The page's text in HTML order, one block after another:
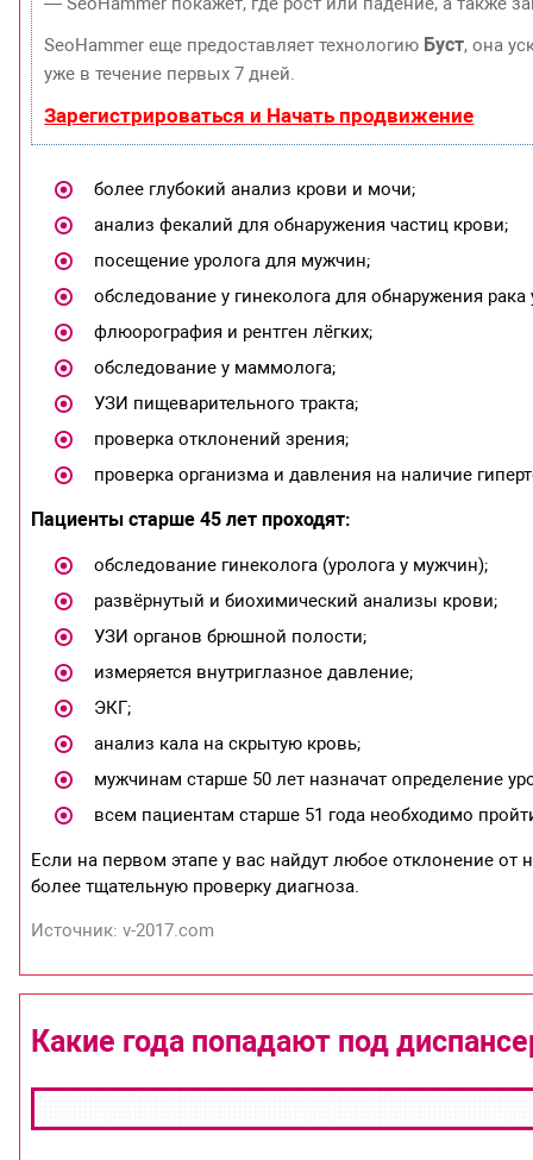
SeoHammer еще предоставляет технологию Буст, она
уже в течение первых 7 дней.
Зарегистрироваться и Начать продвижение
более глубокий анализ крови и мочи;
анализ фекалий для обнаружения частиц крови;
посещение уролога для мужчин;
обследование у гинеколога для обнаружения
флюорография и рентген лёгких;
обследование у маммолога;
УЗИ пищеварительного тракта;
проверка отклонений зрения;
проверка организма и давления на наличие
Пациенты старше 45 лет проходят:
обследование гинеколога (уролога у мужчин);
развёрнутый и биохимический анализы крови;
УЗИ органов брюшной полости;
измеряется внутриглазное давление;
ЭКГ;
анализ кала на скрытую кровь;
мужчинам старше 50 лет назначат определение
всем пациентам старше 51 года необходимо
Если на первом этапе у вас найдут любое отклонение
более тщательную проверку диагноза.
Источник: v-2017.com
Какие года попадают под